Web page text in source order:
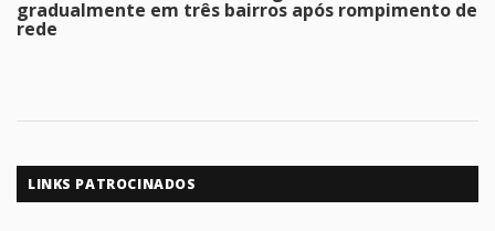
gradualmente em três bairros após rompimento de
rede
LINKS PATROCINADOS